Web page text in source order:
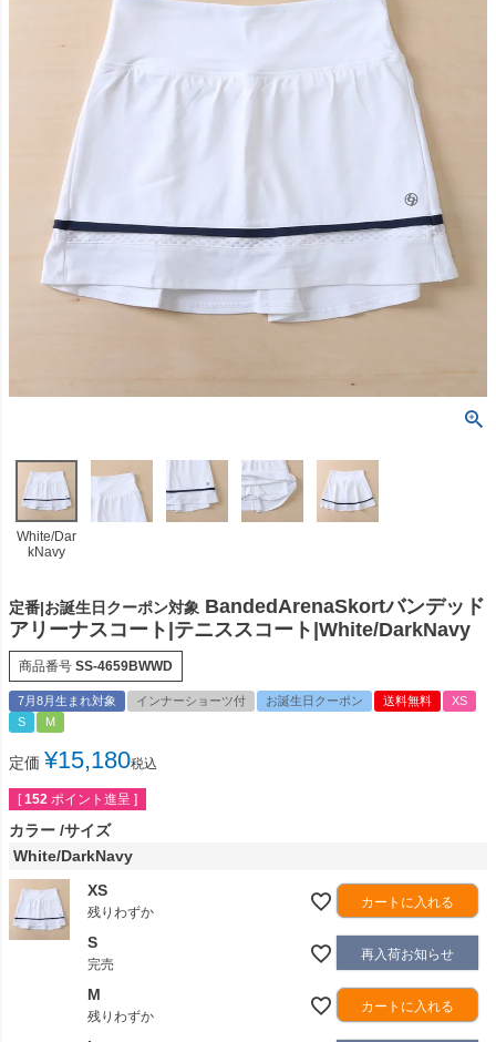
White/Dar
kNavy
定番|お誕生日クーポン対象 BandedArenaSkortバンデッド
アリーナスコート|テニススコート|White/DarkNavy
商品番号 SS-4659BWWD
7月8月生まれ対象 インナーショーツ付 お誕生日クーポン 送料無料
XS
S
M
定価 ¥15,180税込
[ 152 ポイント進呈 ]
カラー サイズ
White/DarkNavy
XS
残りわずか
カートに入れる
S
完売
再入荷お知らせ
M
残りわずか
カートに入れる